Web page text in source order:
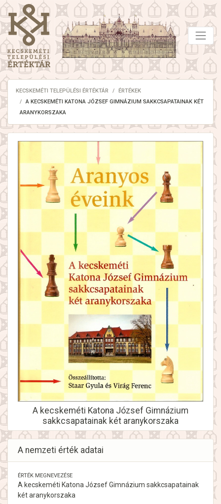
KECSKEMÉTI TELEPÜLÉSI ÉRTÉKTÁR
ÉRTÉKEK
A KECSKEMÉTI KATONA JÓZSEF GIMNÁZIUM SAKKCSAPATAINAK KÉT
ARANYKORSZAKA
A kecskeméti Katona József Gimnázium
sakkcsapatainak két aranykorszaka
A nemzeti érték adatai
ÉRTÉK MEGNEVEZÉSE
A kecskeméti Katona József Gimnázium sakkcsapatainak
két aranykorszaka